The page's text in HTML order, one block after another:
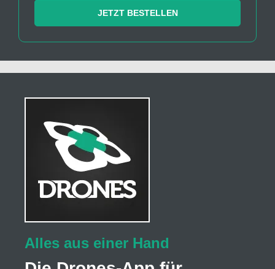
JETZT BESTELLEN
Alles aus einer Hand